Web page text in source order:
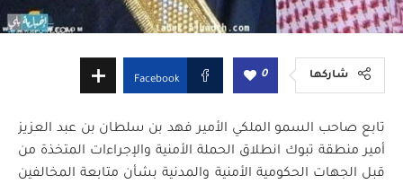
شاركها 0
Facebook
تابع صاحب السمو الملكي الأمير فهد بن سلطان بن عبد العزيز
أمير منطقة تبوك انطلاق الحملة الأمنية والإجراءات المتخذة من
قبل الجهات الحكومية الأمنية والمدنية بشأن متابعة المخالفين